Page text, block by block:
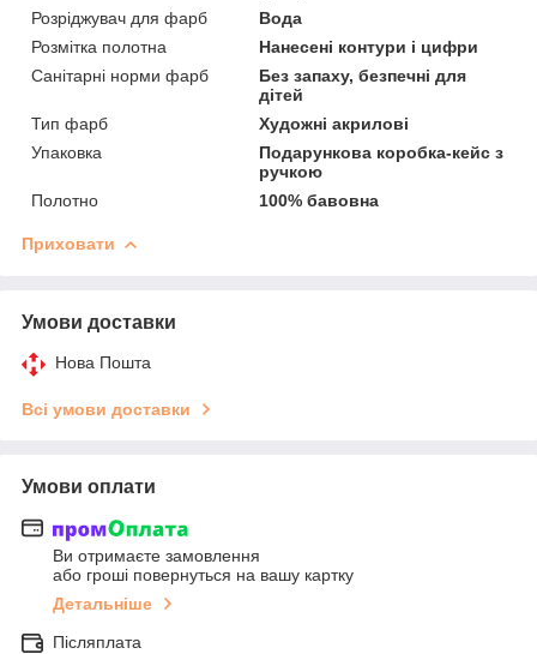
Розріджувач для фарб
Вода
Розмітка полотна
Нанесені контури і цифри
Санітарні норми фарб
Без запаху, безпечні для
дітей
Тип фарб
Художні акрилові
Упаковка
Подарункова коробка-кейс з
ручкою
Полотно
100% бавовна
Приховати
Умови доставки
Нова Пошта
Всі умови доставки
Умови оплати
Ви отримаєте замовлення
або гроші повернуться на вашу картку
Детальніше
Післяплата